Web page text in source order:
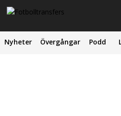
Nyheter Övergångar Podd